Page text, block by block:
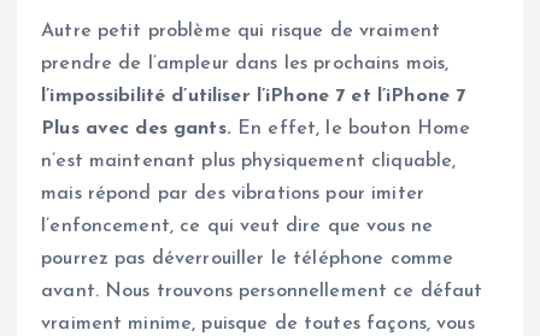
Autre petit problème qui risque de vraiment
prendre de l’ampleur dans les prochains mois,
l’impossibilité d’utiliser l’iPhone 7 et l’iPhone 7
Plus avec des gants. En effet, le bouton Home
n’est maintenant plus physiquement cliquable,
mais répond par des vibrations pour imiter
l’enfoncement, ce qui veut dire que vous ne
pourrez pas déverrouiller le téléphone comme
avant. Nous trouvons personnellement ce défaut
vraiment minime, puisque de toutes façons, vous